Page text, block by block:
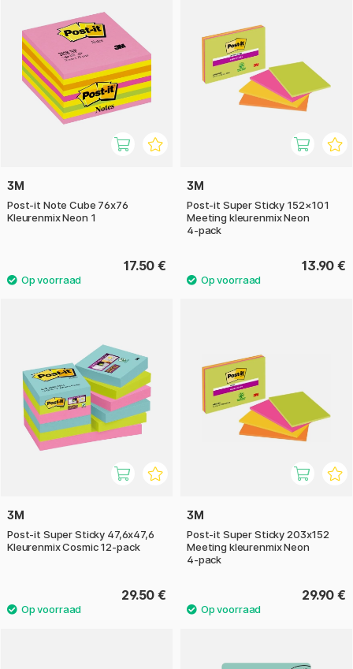
3M
Post-it Note Cube 76x76
Kleurenmix Neon 1
17.50 €
3M
Post‑it Super Sticky 152×101
Meeting kleurenmix Neon
4‑pack
13.90 €
3M
Post-it Super Sticky 47,6x47,6
Kleurenmix Cosmic 12-pack
29.50 €
3M
Post‑it Super Sticky 203x152
Meeting kleurenmix Neon
4‑pack
29.90 €